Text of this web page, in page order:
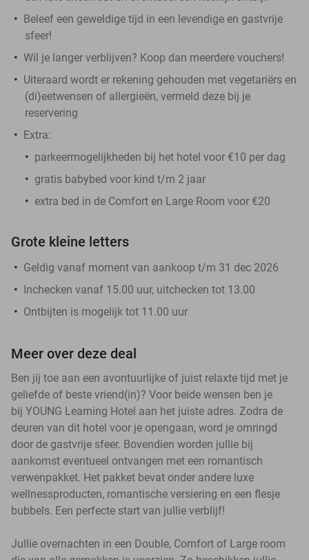
Beleef een geweldige tijd in een levendige en gastvrije
sfeer!
Wil je langer verblijven? Koop dan meerdere vouchers!
Uiteraard wordt er rekening gehouden met vegetariërs en
(di)eetwensen of allergieën, vermeld deze bij je
reservering
Extra:
parkeermogelijkheden bij het hotel voor €10 per dag
gratis babybed voor kind t/m 2 jaar
extra bed in de Comfort en Large Room voor €20
Grote kleine letters
Geldig vanaf moment van aankoop t/m 31 dec 2026
Inchecken vanaf 15.00 uur, uitchecken tot 13.00
Ontbijten is mogelijk tot 11.00 uur
Meer over deze deal
Ben jij toe aan een avontuurlijke of juist relaxte tijd met je
geliefde of beste vriend(in)? Voor beide wensen ben je
bij YOUNG Learning Hotel aan het juiste adres. Zodra de
deuren van dit hotel voor je opengaan, word je omringd
door de gastvrije sfeer. Bovendien worden jullie bij
aankomst eventueel ontvangen met een romantisch
verwenpakket. Het pakket bevat onder andere luxe
wellnessproducten, romantische versiering en een flesje
bubbels. Een perfecte start van jullie verblijf!
Jullie overnachten in een Double, Comfort of Large room